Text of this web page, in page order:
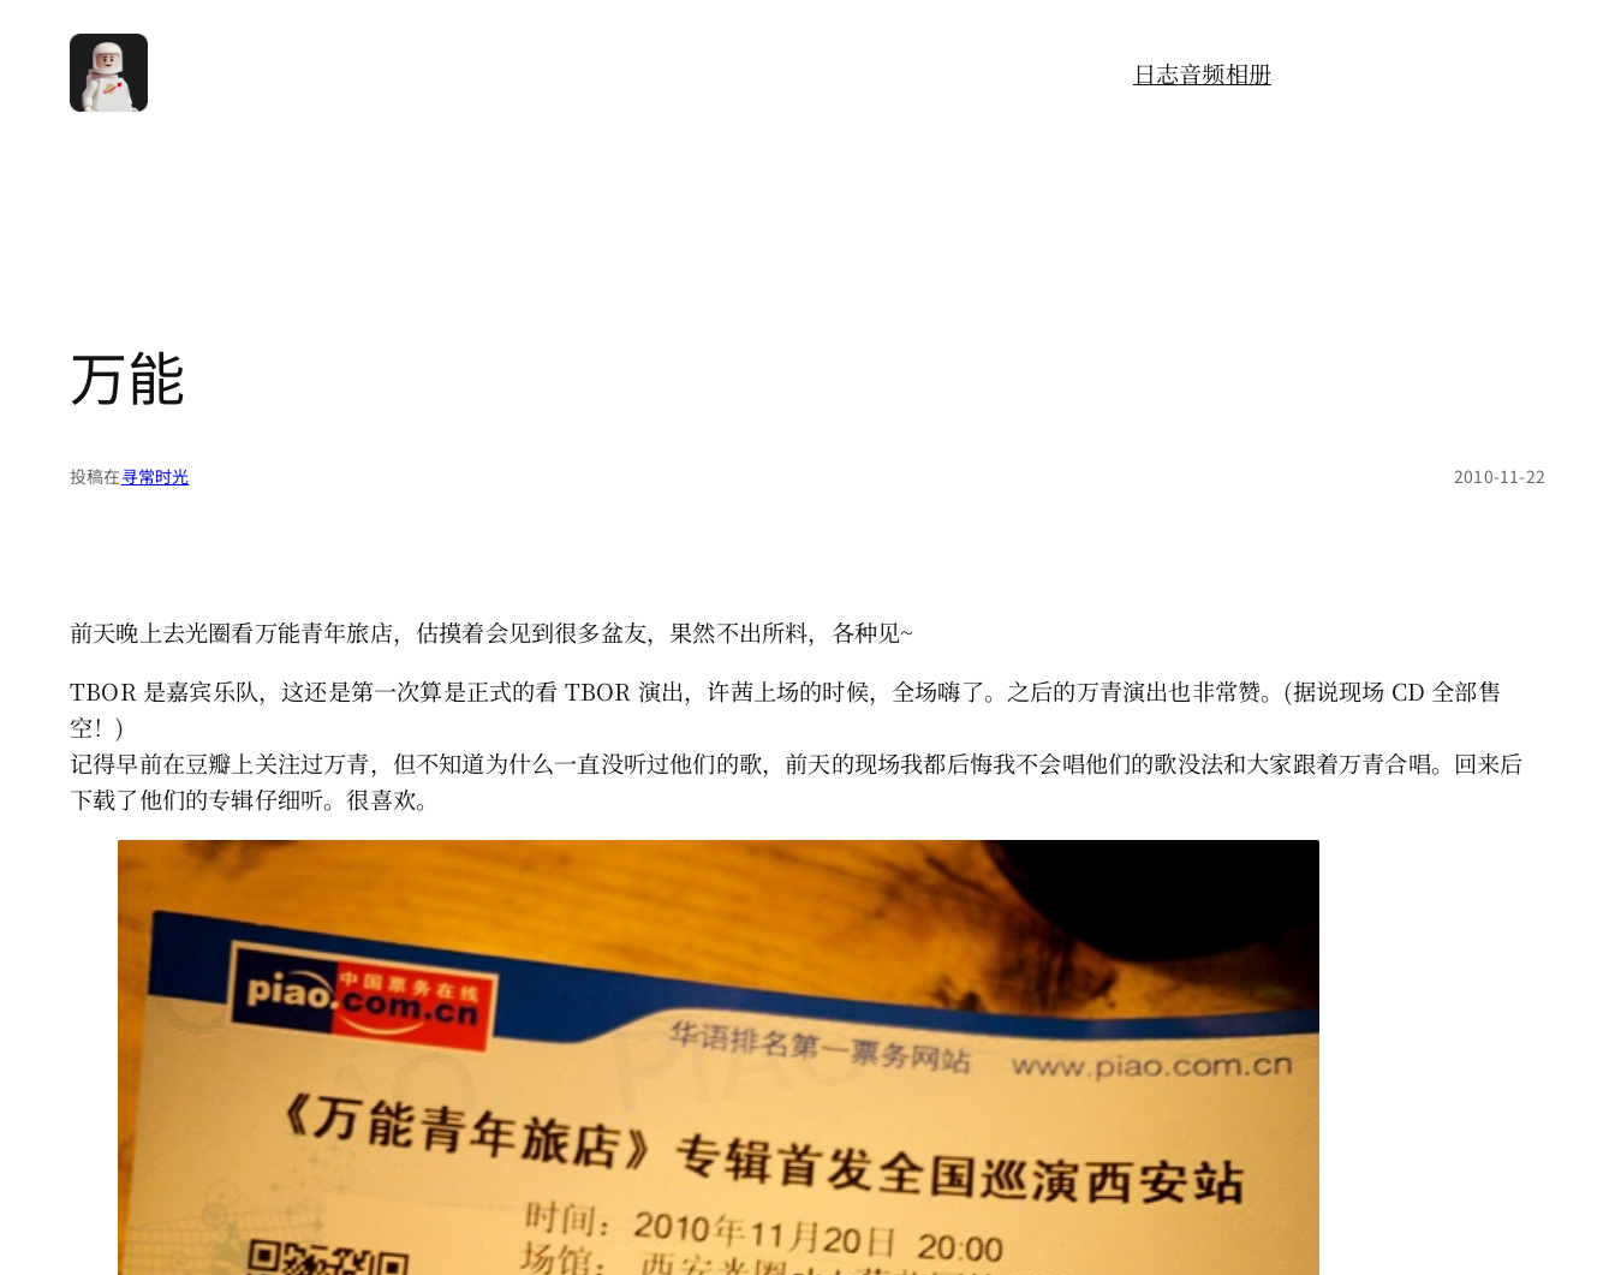
日志音频相册
万能
投稿在寻常时光 2010-11-22
前天晚上去光圈看万能青年旅店，估摸着会见到很多盆友，果然不出所料，各种见~
TBOR 是嘉宾乐队，这还是第一次算是正式的看 TBOR 演出，许茜上场的时候，全场嗨了。之后的万青演出也非常赞。(据说现场 CD 全部售
空！)
记得早前在豆瓣上关注过万青，但不知道为什么一直没听过他们的歌，前天的现场我都后悔我不会唱他们的歌没法和大家跟着万青合唱。回来后
下载了他们的专辑仔细听。很喜欢。